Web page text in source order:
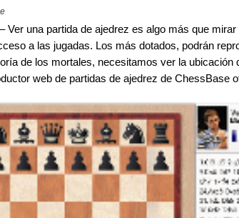
Ver una partida de ajedrez es algo más que
a las jugadas. Los más dotados, podrán
de los mortales, necesitamos ver la
web de partidas de ajedrez de ChessBase